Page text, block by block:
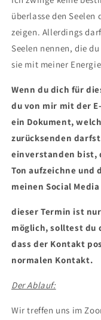
überlasse den
zeigen. Allerdings
Seelen nennen, die
sie mit meiner
Wenn du dich für
du von mir mit der
ein Dokument,
zurücksenden
einverstanden bist,
Ton aufzeichne und
meinen Social
dieser Termin ist
möglich, solltest du
dass der Kontakt
normalen Kontakt.
Der Ablauf:
Wir treffen uns im